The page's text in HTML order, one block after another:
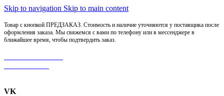
Skip to navigation Skip to main content
Товар с кнопкой ПРЕДЗАКАЗ. Стоимость и наличие уточняются у поставщика после
оформления заказа. Мы свяжемся с вами по телефону или в мессенджере в
ближайшее время, чтобы подтвердить заказ.
VK